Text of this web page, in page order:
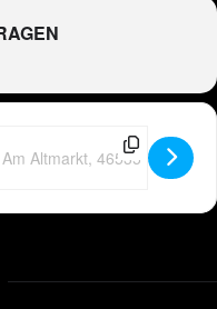
- 🇩🇪 Peter Wackel LIVE in
Destination Address - 🇩🇪